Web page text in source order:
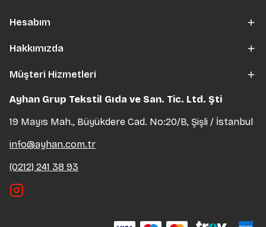
Hesabım
Hakkımızda
Müşteri Hizmetleri
Ayhan Grup Tekstil Gıda ve San. Tic. Ltd. Şti
19 Mayıs Mah., Büyükdere Cad. No:20/B, Şişli / İstanbul
info@ayhan.com.tr
(0212) 241 38 93